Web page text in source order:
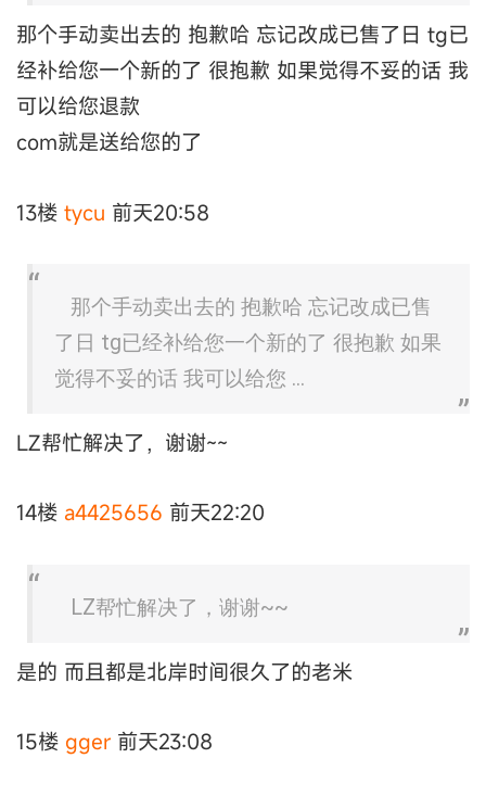
那个手动卖出去的 抱歉哈 忘记改成已售了日 tg已
经补给您一个新的了 很抱歉 如果觉得不妥的话 我
可以给您退款
com就是送给您的了
13楼 tycu 前天20:58
那个手动卖出去的 抱歉哈 忘记改成已售
了日 tg已经补给您一个新的了 很抱歉 如果
觉得不妥的话 我可以给您 ...
LZ帮忙解决了，谢谢~~
14楼 a4425656 前天22:20
LZ帮忙解决了，谢谢~~
是的 而且都是北岸时间很久了的老米
15楼 gger 前天23:08